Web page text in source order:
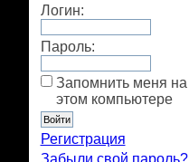
Логин:
Пароль:
Запомнить меня на
этом компьютере
Регистрация
Забыли свой пароль?